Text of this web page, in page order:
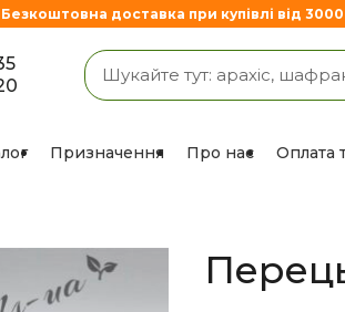
Призначення Про нас Оплата
Безкоштовна доставка при купівлі від